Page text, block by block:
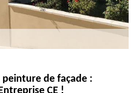
peinture de façade :